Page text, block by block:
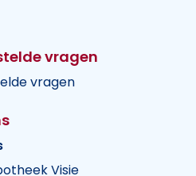
vragen
vragen
Visie